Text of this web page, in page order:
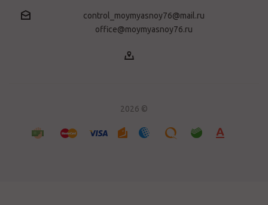
control_moymyasnoy76@mail.ru
office@moymyasnoy76.ru
2026 ©